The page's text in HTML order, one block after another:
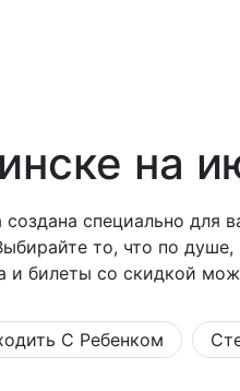
на
специально для
то, что по
билеты со скидкой
С Ребенком